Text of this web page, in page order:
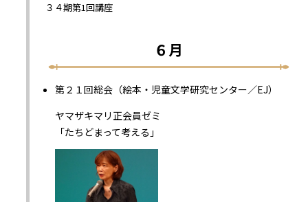
３４期第1回講座
６月
第２１回総会（絵本・児童文学研究センター／EJ）
ヤマザキマリ正会員ゼミ
「たちどまって考える」